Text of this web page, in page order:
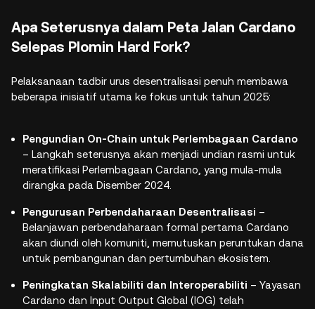
Apa Seterusnya dalam Peta Jalan Cardano
Selepas Plomin Hard Fork?
Pelaksanaan tadbir urus desentralisasi penuh membawa
beberapa inisiatif utama ke fokus untuk tahun 2025:
Pengundian On-Chain untuk Perlembagaan Cardano
– Langkah seterusnya akan menjadi undian rasmi untuk
meratifikasi Perlembagaan Cardano, yang mula-mula
dirangka pada Disember 2024.
Pengurusan Perbendaharaan Desentralisasi –
Belanjawan perbendaharaan formal pertama Cardano
akan diundi oleh komuniti, memutuskan peruntukan dana
untuk pembangunan dan pertumbuhan ekosistem.
Peningkatan Skalabiliti dan Interoperabiliti – Yayasan
Cardano dan Input Output Global (IOG) telah